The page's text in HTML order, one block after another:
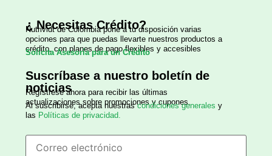
¿ Necesitas Crédito?
Nutrividt de Colombiapone a tu disposición varias
opciones para que puedas llevarte nuestros productos a
crédito, con planes de pago flexibles y accesibles
Solicita Asesoría para un Crédito
Suscríbase a nuestro boletín de
noticias
Regístrese ahora para recibir las últimas
actualizaciones sobre promociones y cupones.
Al suscribirse, acepta nuestrascondiciones generales y
las Políticas de privacidad.